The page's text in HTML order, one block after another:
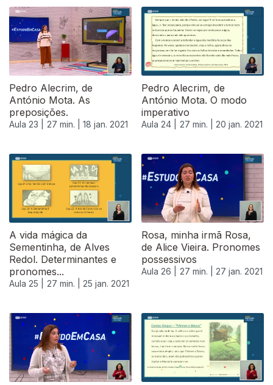
Pedro Alecrim, de
António Mota. As
preposições.
Aula 23 | 27 min. | 18 jan. 2021
Pedro Alecrim, de
António Mota. O modo
imperativo
Aula 24 | 27 min. | 20 jan. 2021
518995
A vida mágica da
Sementinha, de Alves
Redol. Determinantes e
pronomes...
Aula 25 | 27 min. | 25 jan. 2021
Rosa, minha irmã Rosa,
de Alice Vieira. Pronomes
possessivos
Aula 26 | 27 min. | 27 jan. 2021